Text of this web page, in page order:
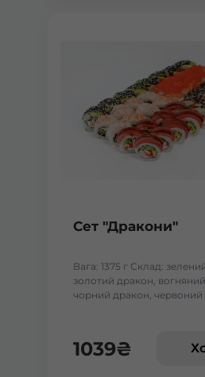
Сет "Дракони"
Вага: 1375 г Склад:
золотий дракон,
чорний дракон, червоний
1039₴